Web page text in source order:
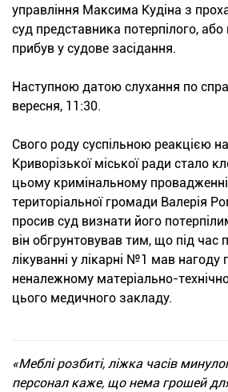
управління Максима Кудіна з
суд представника потерпілого,
прибув у судове засідання.
Наступною датою слухання по
вересня, 11:30.
Свого роду суспільною реакцією
Криворізької міської ради стало
цьому кримінальному провадженні
територіальної громади Валерія
просив суд визнати його
він обгрунтовував тим, що під час
лікуванні у лікарні №1 мав нагоду
неналежному матеріально-
цього медичного закладу.
«Меблі розбиті, ліжка часів
персонал каже, що нема грошей